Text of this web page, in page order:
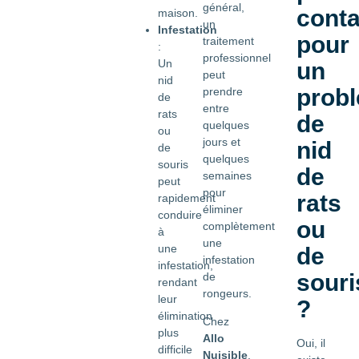
maison.
Infestation
:
Un
nid
de
rats
ou
de
souris
peut
rapidement
conduire
à
une
infestation,
rendant
leur
élimination
plus
difficile
général,
un
traitement
professionnel
peut
prendre
entre
quelques
jours et
quelques
semaines
pour
éliminer
complètement
une
infestation
de
rongeurs.
Chez
Allo
Nuisible
pour
un
de
nid
de
rats
ou
de
?
Oui, il